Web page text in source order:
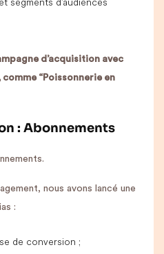
d’acquisition avec
“Poissonnerie en
: Abonnements
nous avons lancé une
:
de conversion ;